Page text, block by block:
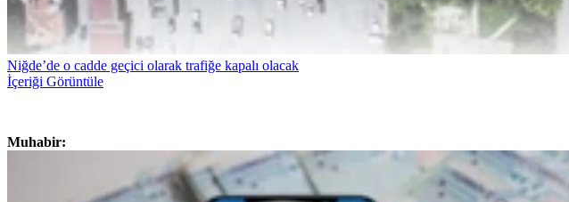
Niğde’de o cadde geçici olarak trafiğe kapalı olacak
İçeriği Görüntüle
Muhabir: